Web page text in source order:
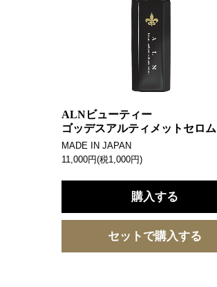
ALNビューティー
ゴッデスアルティメットセロム
MADE IN JAPAN
11,000円(税1,000円)
購入する
セットで購入する